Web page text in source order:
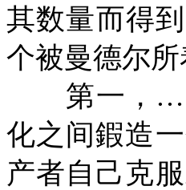
其数量而得
个被曼德尔
第一，……
化之间鍜造
产者自己克